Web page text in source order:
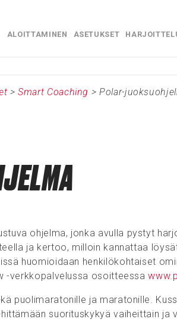
ALOITTAMINEN» ASETUKSET»
>Smart Coaching >Polar-
ohjelma, jonka avulla pystyt
ja kertoo, milloin kannattaa
huomioidaan henkilökohtaiset
-verkkopalvelussa osoitteessa
puolimaratonille ja maratonille.
suorituskykyä vaiheittain